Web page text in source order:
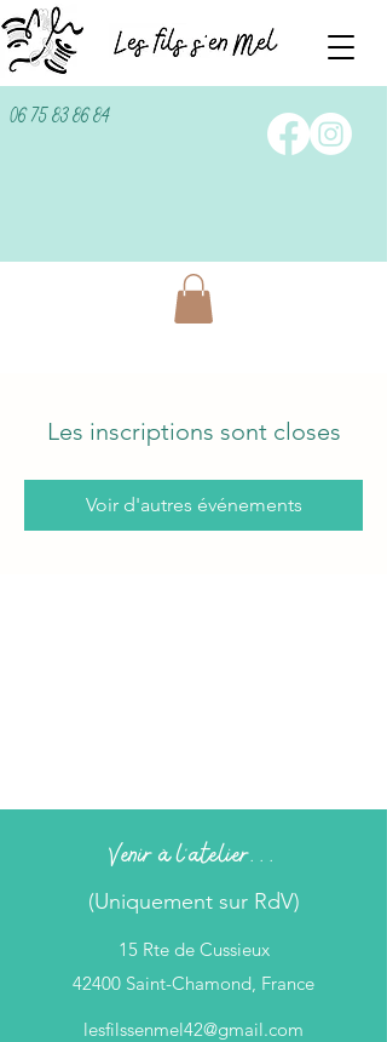
06 75 83 86 84
Les inscriptions sont closes
Voir d'autres événements
Venir à l'atelier...
(Uniquement sur RdV)
15 Rte de Cussieux
42400 Saint-Chamond, France
lesfilssenmel42@gmail.com